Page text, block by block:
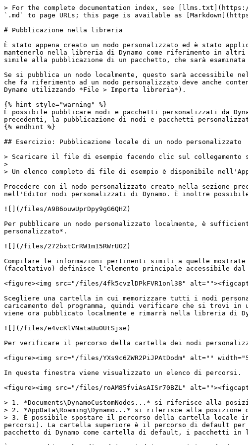
> For the complete documentation index, see
`.md` to page URLs; this page is available as
# Pubblicazione nella libreria
È stato appena creato un nodo personalizzato ed è stato
mantenerlo nella libreria di Dynamo come riferimento in
simile alla pubblicazione di un pacchetto, che sarà
Se si pubblica un nodo localmente, questo sarà accessibile
che fa riferimento ad un nodo personalizzato deve anche
Dynamo utilizzando *File > Importa libreria*).
{% hint style="warning" %}
È possibile pubblicare nodi e pacchetti personalizzati da
precedenti, la pubblicazione di nodi e pacchetti
{% endhint %}
## Esercizio: Pubblicazione locale di un nodo personalizzato
> Scaricare il file di esempio facendo clic sul collegamento
>
> Un elenco completo di file di esempio è disponibile
Procedere con il nodo personalizzato creato nella sezione
nell'Editor nodi personalizzati di Dynamo. È inoltre
![](/files/A9B6ouwUprDpy9gG6QHZ)
Per pubblicare un nodo personalizzato localmente, è
personalizzato*.
![](/files/272bxtCrRW1m15RWrUOZ)
Compilare le informazioni pertinenti simili a quelle mostrate
(facoltativo) definisce l'elemento principale accessibile dal
<figure><img src="/files/4fk5cvzlDPkFVR1onl38"
Scegliere una cartella in cui memorizzare tutti i nodi
caricamento del programma, quindi verificare che si trovi in
viene ora pubblicato localmente e rimarrà nella libreria di
![](/files/e4vcKlVNataUuOUtSjse)
Per verificare il percorso della cartella dei nodi
<figure><img src="/files/YXs9c6ZWR2PiJPAtDodm" alt=""
In questa finestra viene visualizzato un elenco di percorsi.
<figure><img src="/files/roAM85fviAsAISr70BZL"
> 1. *Documents\DynamoCustomNodes...* si riferisce alla
> 2. *AppData\Roaming\Dynamo...* si riferisce alla
> 3. È possibile spostare il percorso della cartella locale
percorsi). La cartella superiore è il percorso di default
pacchetto di Dynamo come cartella di default, i pacchetti